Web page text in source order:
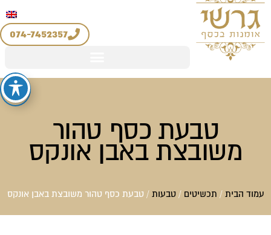
074-7452357
טבעת כסף טהור
משובצת באבן אונקס
עמוד הבית/ תכשיטים/ טבעות/ טבעת כסף טהור משובצת באבן אונקס